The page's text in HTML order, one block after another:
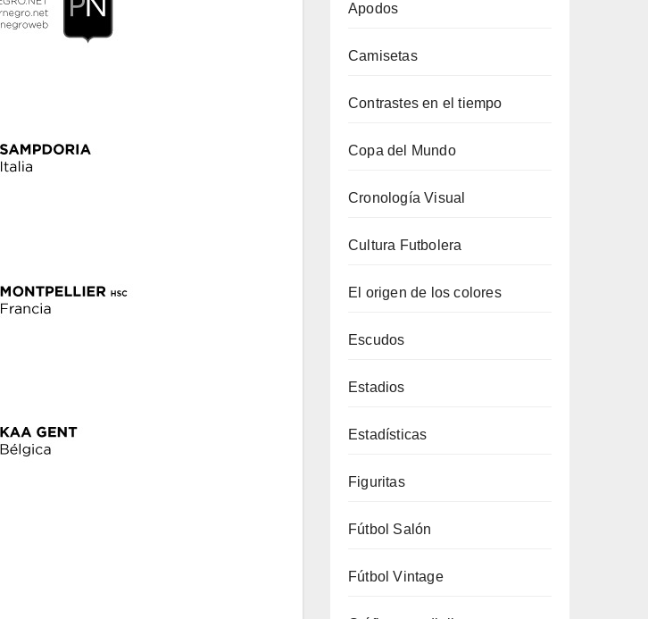
Apodos
Camisetas
Contrastes en el tiempo
Copa del Mundo
Cronología Visual
Cultura Futbolera
El origen de los colores
Escudos
Estadios
Estadísticas
Figuritas
Fútbol Salón
Fútbol Vintage